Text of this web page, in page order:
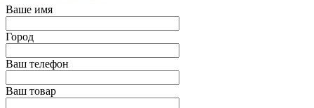
Ваше имя
Город
Ваш телефон
Ваш товар